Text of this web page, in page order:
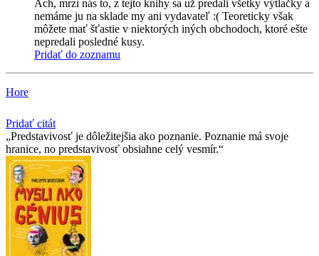
Ach, mrzí nás to, z tejto knihy sa už predali všetky výtlačky a
nemáme ju na sklade my ani vydavateľ :( Teoreticky však
môžete mať šťastie v niektorých iných obchodoch, ktoré ešte
nepredali posledné kusy.
Pridať do zoznamu
Hore
Pridať citát
Predstavivosť je dôležitejšia ako poznanie. Poznanie má svoje
hranice, no predstavivosť obsiahne celý vesmír.